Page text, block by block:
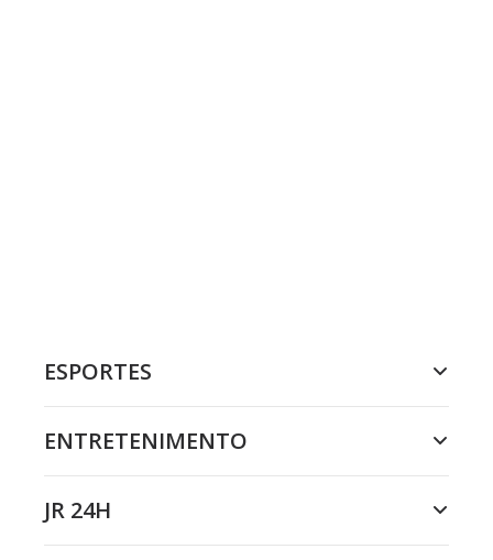
ESPORTES
ENTRETENIMENTO
JR 24H